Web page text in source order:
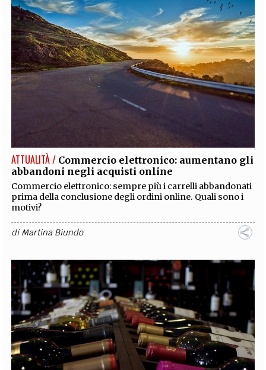
ATTUALITÀ / Commercio elettronico: aumentano gli
abbandoni negli acquisti online
Commercio elettronico: sempre più i carrelli abbandonati
prima della conclusione degli ordini online. Quali sono i
motivi?
diMartina Biundo